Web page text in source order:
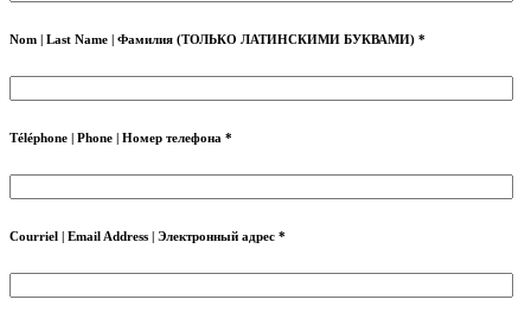
Nom | Last Name | Фамилия (ТОЛЬКО ЛАТИНСКИМИ БУКВАМИ) *
Téléphone | Phone | Номер телефона *
Courriel | Email Address | Электронный адрес *